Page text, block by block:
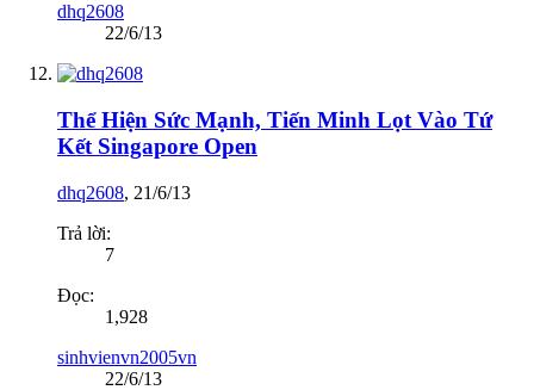
dhq2608
22/6/13
Thể Hiện Sức Mạnh, Tiến Minh Lọt Vào Tứ
Kết Singapore Open
dhq2608, 21/6/13
Trả lời:
7
Đọc:
1,928
sinhvienvn2005vn
22/6/13